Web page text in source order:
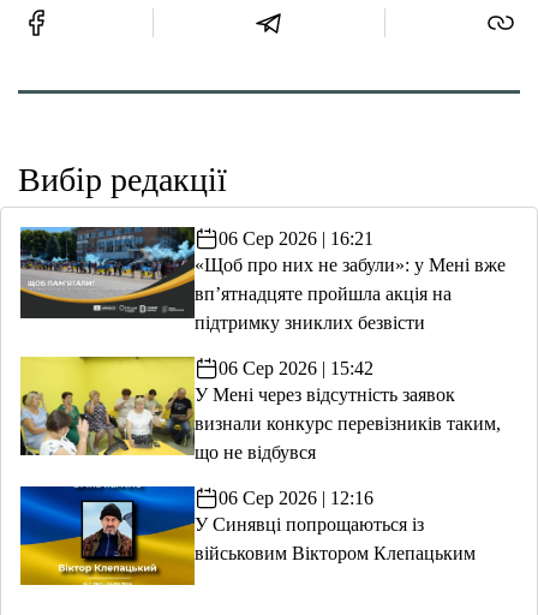
Вибір редакції
06 Сер 2026 | 16:21
«Щоб про них не забули»: у Мені вже
вп’ятнадцяте пройшла акція на
підтримку зниклих безвісти
06 Сер 2026 | 15:42
У Мені через відсутність заявок
визнали конкурс перевізників таким,
що не відбувся
06 Сер 2026 | 12:16
У Синявці попрощаються із
військовим Віктором Клепацьким